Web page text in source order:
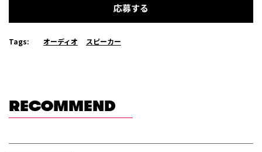
応募する
Tags: オーディオ スピーカー
RECOMMEND